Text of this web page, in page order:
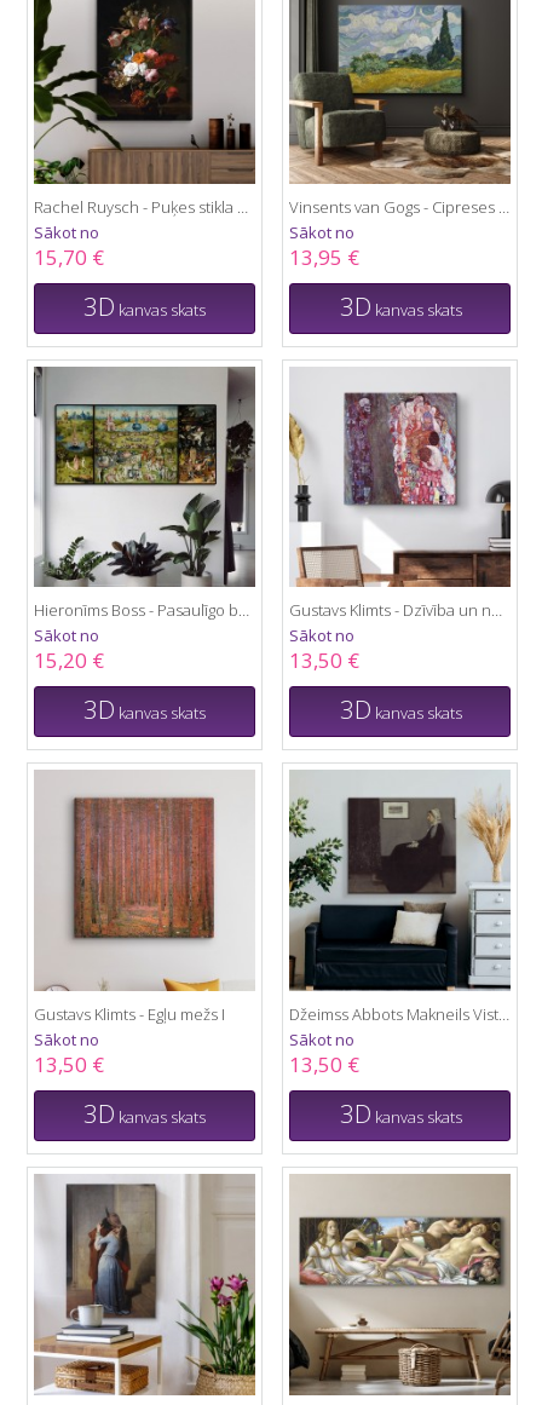
Sākot no
15,70 €
3D kanvas skats
Sākot no
13,95 €
3D kanvas skats
Hieronīms Boss - Pasaulīgo baudu dārzs
Sākot no
15,20 €
3D kanvas skats
Gustavs Klimts - Dzīvība un nāve
Sākot no
13,50 €
3D kanvas skats
Gustavs Klimts - Egļu mežs I
Sākot no
13,50 €
3D kanvas skats
Džeimss Abbots Makneils Vistlers - Mākslinieka mātes portrets
Sākot no
13,50 €
3D kanvas skats